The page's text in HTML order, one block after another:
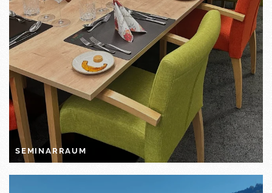
SEMINARRAUM